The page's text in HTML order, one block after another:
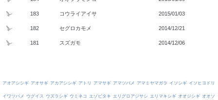
183 コウライアイサ 2015/01/03
182 セグロカモメ 2014/12/21
181 スズガモ 2014/12/06
アオアシシギ アオサギ アカアシシギ アトリ アマサギ アマツバメ アマミヤマガラ イソシギ イソヒヨドリ
イワツバメ ウグイス ウズラシギ ウミネコ エゾビタキ エリグロアジサシ エリマキシギ オオジシギ オオソ